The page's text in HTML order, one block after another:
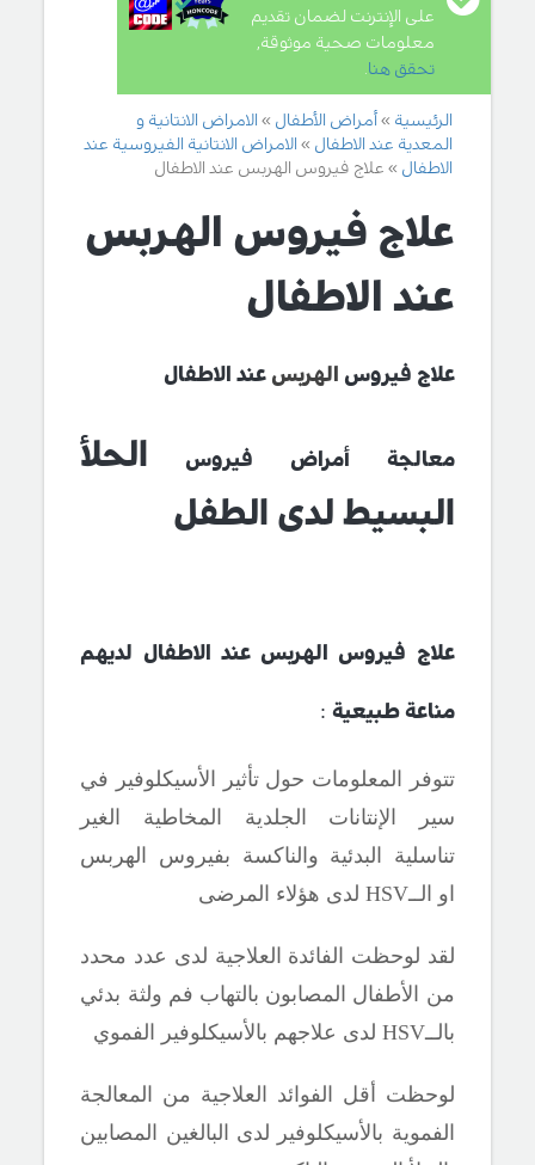
على الإنترنت لضمان تقديم
معلومات صحية موثوقة,
تحقق هنا.
الرئيسية أمراض الأطفال
الامراض الانتانية و
المعدية عند الاطفال
الامراض الانتانية الفيروسية عند
الاطفال
علاج فيروس الهربس عند الاطفال
علاج فيروس الهربس
عند الاطفال
علاج فيروس الهربس عند الاطفال
معالجة أمراض فيروس
الحلأ
البسيط لدى الطفل
علاج فيروس الهربس عند الاطفال لديهم
مناعة طبيعية :
تتوفر المعلومات حول تأثير الأسيكلوفير في
سير الإنتانات الجلدية المخاطية الغير
تناسلية البدئية والناكسة بفيروس الهربس
او الــHSV لدى هؤلاء المرضى
لقد لوحظت الفائدة العلاجية لدى عدد محدد
من الأطفال المصابون بالتهاب فم ولثة بدئي
بالــHSV لدى علاجهم بالأسيكلوفير الفموي
لوحظت أقل الفوائد العلاجية من المعالجة
الفموية بالأسيكلوفير لدى البالغين المصابين